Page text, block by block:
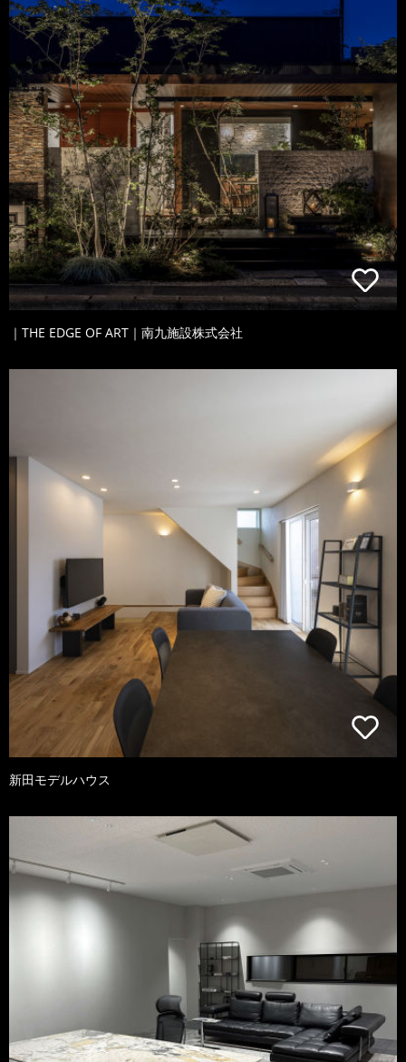
｜THE EDGE OF ART｜南九施設株式会社
新田モデルハウス